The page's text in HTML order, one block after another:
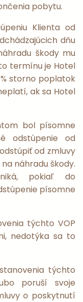
pobytu.
Klienta od
dňu
škody mu
termínu je Hotel
storno poplatok
ak sa Hotel
bol písomne
odstúpenie od
od zmluvy
náhradu škody.
pokiaľ do
písomne
týchto VOP
nedotýka sa to
týchto
poruší svoje
o poskytnutí